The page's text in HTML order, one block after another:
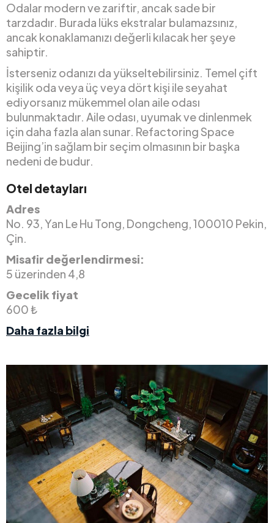
Odalar modern ve zariftir, ancak sade bir
tarzdadır. Burada lüks ekstralar bulamazsınız,
ancak konaklamanızı değerli kılacak her şeye
sahiptir.
İsterseniz odanızı da yükseltebilirsiniz. Temel çift
kişilik oda veya üç veya dört kişi ile seyahat
ediyorsanız mükemmel olan aile odası
bulunmaktadır. Aile odası, uyumak ve dinlenmek
için daha fazla alan sunar. Refactoring Space
Beijing’in sağlam bir seçim olmasının bir başka
nedeni de budur.
Otel detayları
Adres
No. 93, Yan Le Hu Tong, Dongcheng, 100010 Pekin,
Çin.
Misafir değerlendirmesi:
5 üzerinden 4,8
Gecelik fiyat
600 ₺
Daha fazla bilgi